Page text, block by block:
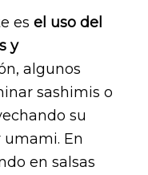
es el uso del
y
algunos
sashimis o
su
En
en salsas